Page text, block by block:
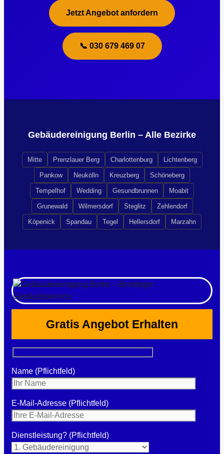
Jetzt Angebot anfordern
📞 030 679 469 07
Gebäudereinigung Berlin – Alle Bezirke
Mitte Prenzlauer Berg Charlottenburg Lichtenberg
Pankow Neukölln Kreuzberg Schöneberg
Tempelhof Wedding Gesundbrunnen Moabit
Grunewald Wilmersdorf Steglitz Zehlendorf
Köpenick Spandau Tegel Hellersdorf Marzahn
Gratis Angebot Erhalten
Name (Pflichtfeld)
E-Mail-Adresse (Pflichtfeld)
Dienstleistung? (Pflichtfeld)